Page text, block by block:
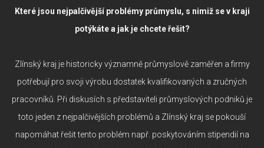
Které jsou nejpalčivější problémy průmyslu, s nimiž se v kraji
potýkáte a jak je chcete řešit?
Zlínský kraj je historicky významně průmyslově zaměřen a firmy
potřebují pro svoji výrobu dostatek kvalifikovaných a zručných
pracovníků. Při diskusích s představiteli průmyslových podniků je
toto jeden z nejpalčivějších problémů a Zlínský kraj se pokouší
napomáhat řešit tento problém např. poskytováním stipendií na